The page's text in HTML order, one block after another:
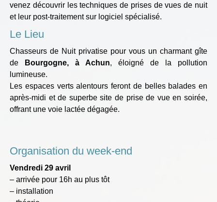
venez découvrir les techniques de prises de vues de nuit
et leur post-traitement sur logiciel spécialisé.
Le Lieu
Chasseurs de Nuit privatise pour vous un charmant gîte
de
Bourgogne, à Achun, éloigné de la pollution
lumineuse.
Les espaces verts alentours feront de belles balades en
après-midi et de superbe site de prise de vue en soirée,
offrant une voie lactée dégagée.
Organisation du week-end
Vendredi 29 avril
– arrivée pour 16h au plus tôt
– installation